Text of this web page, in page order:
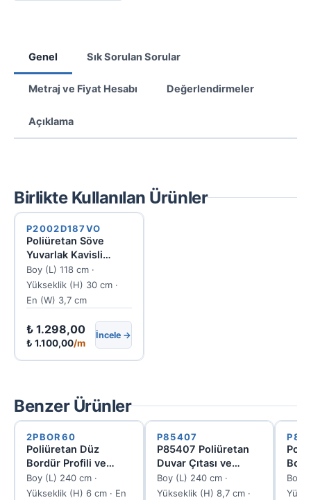
Genel Sık Sorulan Sorular
Metraj ve Fiyat Hesabı Değerlendirmeler
Açıklama
Birlikte Kullanılan Ürünler
P2002D187VO
Poliüretan Söve
Yuvarlak Kavisli
Kemer Dekoratif
Duvar Elemanı
37x1180x300 mm
Boy (L) 118 cm ·
Yükseklik (H) 30 cm ·
En (W) 3,7 cm
₺ 1.298,00
₺ 1.100,00/m
İncele →
Benzer Ürünler
2PBOR60
Poliüretan Düz
Bordür Profili ve
Duvar Çıtası 6 cm
(25x60 mm)
Boy (L) 240 cm ·
Yükseklik (H) 6 cm · En
P85407
P85407 Poliüretan
Duvar Çıtası ve
Kenar Bordür Profili
Boy (L) 240 cm ·
Yükseklik (H) 8,7 cm ·
Boy